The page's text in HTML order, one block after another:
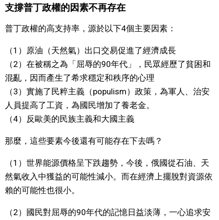
娛樂
教育
醫療健康
語言
支撐普丁政權的因素不再存在
普丁政權的高支持率，源於以下4個主要因素：
（1）原油（天然氣）出口交易促進了經濟成長
（2）在被稱之為「屈辱的90年代」，民眾經歷了貧困和
混亂，因而產生了希求穩定和秩序的心理
（3）實施了民粹主義（populism）政策，為軍人、治安
人員提高了工資，為國民增加了養老金。
（4）反歐美的民族主義和大國主義
那麼，這些要素今後還有可能存在下去嗎？
（1）世界能源價格呈下跌趨勢，今後，俄國從石油、天
然氣收入中獲益的可能性減小。而在經濟上擺脫對資源依
賴的可能性也很小。
（2）國民對屈辱的90年代的記憶日益淡薄，一心追求安